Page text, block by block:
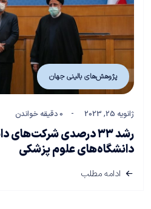
پژوهش‌های بالینی جهان
ژانویه 25, 2023 0 دقیقه خواندن
رشد ۳۳ درصدی شرکت‌های
دانشگاه‌های علوم پزشکی
ادامه مطلب